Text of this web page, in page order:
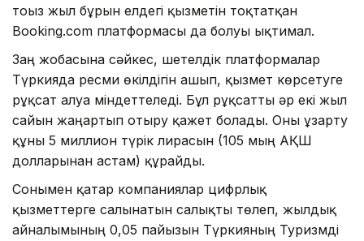
тоғыз жыл бұрын елдегі қызметін тоқтатқан
Booking.com платформасы да болуы ықтимал.
Заң жобасына сәйкес, шетелдік платформалар
Түркияда ресми өкілдігін ашып, қызмет көрсетуге
рұқсат алуға міндеттеледі. Бұл рұқсатты әр екі жыл
сайын жаңартып отыру қажет болады. Оны ұзарту
құны 5 миллион түрік лирасын (105 мың АҚШ
долларынан астам) құрайды.
Сонымен қатар компаниялар цифрлық
қызметтерге салынатын салықты төлеп, жылдық
айналымының 0,05 пайызын Түркияның Туризмді